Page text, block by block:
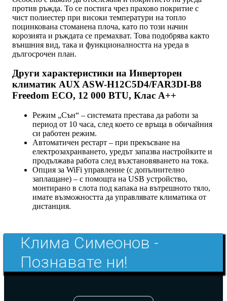
против ръжда. То се постига чрез прахово покритие с
чист полиестер при високи температури на топло
поцинкована стоманена плоча, като по този начин
корозията и ръждата се премахват. Това подобрява както
външния вид, така и функционалността на уреда в
дългосрочен план.
Други характеристики на Инверторен
климатик AUX ASW-H12C5D4/FAR3DI-B8
Freedom ECO, 12 000 BTU, Клас A++
Режим „Сън“ – системата престава да работи за
период от 10 часа, след което се връща в обичайния
си работен режим.
Автоматичен рестарт – при прекъсване на
електрозахранването, уредът запазва настройките и
продължава работа след възстановяването на тока.
Опция за WiFi управление (с допълнително
заплащане) – с помощта на USB устройство,
монтирано в слота под капака на вътрешното тяло,
имате възможността да управлявате климатика от
дистанция.
Клима Симеонов -
Познавате ни!